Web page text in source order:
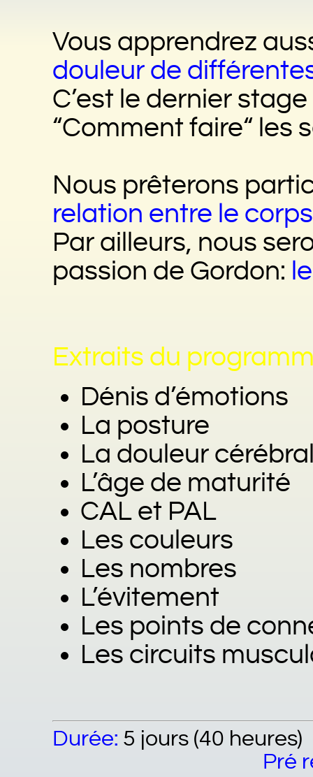
Vous apprendrez
douleur de
C’est le dernier
“Comment faire“ les
Nous prêterons
relation entre le
Par ailleurs, nous
passion de Gordon:
Extraits du
Dénis d’émotions
La posture
La douleur
L’âge de maturité
CAL et PAL
Les couleurs
Les nombres
L’évitement
Les points de
Les circuits
Durée: 5 jours
Pré